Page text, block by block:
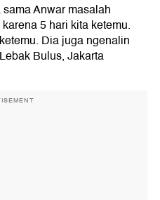
Anwar masalah
5 hari kita ketemu.
Dia juga ngenalin
Bulus, Jakarta